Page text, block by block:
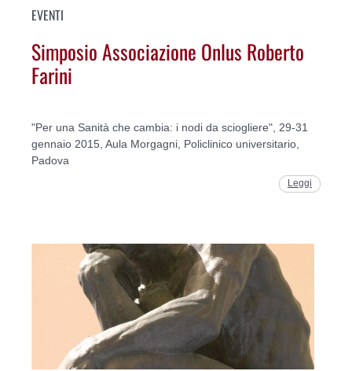
EVENTI
Simposio Associazione Onlus Roberto
Farini
"Per una Sanità che cambia: i nodi da sciogliere", 29-31
gennaio 2015, Aula Morgagni, Policlinico universitario,
Padova
Leggi